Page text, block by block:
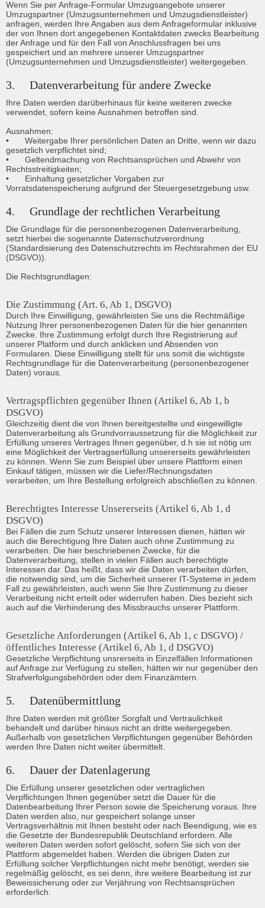
Wenn Sie per Anfrage-Formular Umzugsangebote unserer
Umzugspartner (Umzugsunternehmen und Umzugsdienstleister)
anfragen, werden Ihre Angaben aus dem Anfrageformular inklusive
der von Ihnen dort angegebenen Kontaktdaten zwecks Bearbeitung
der Anfrage und für den Fall von Anschlussfragen bei uns
gespeichert und an mehrere unserer Umzugspartner
(Umzugsunternehmen und Umzugsdienstleister) weitergegeben.
3.	Datenverarbeitung für andere Zwecke
Ihre Daten werden darüberhinaus für keine weiteren zwecke
verwendet, sofern keine Ausnahmen betroffen sind.
Ausnahmen:
•	Weitergabe Ihrer persönlichen Daten an Dritte, wenn wir dazu
gesetzlich verpflichtet sind;
•	Geltendmachung von Rechtsansprüchen und Abwehr von
Rechtsstreitigkeiten;
•	Einhaltung gesetzlicher Vorgaben zur
Vorratsdatenspeicherung aufgrund der Steuergesetzgebung usw.
4.	Grundlage der rechtlichen Verarbeitung
Die Grundlage für die personenbezogenen Datenverarbeitung,
setzt hierbei die sogenannte Datenschutzverordnung
(Standardisierung des Datenschutzrechts im Rechtsrahmen der EU
(DSGVO)).
Die Rechtsgrundlagen:
Die Zustimmung (Art. 6, Ab 1, DSGVO)
Durch Ihre Einwilligung, gewährleisten Sie uns die Rechtmäßige
Nutzung Ihrer personenbezogenen Daten für die hier genannten
Zwecke. Ihre Zustimmung erfolgt durch Ihre Registrierung auf
unserer Platform und durch anklicken und Absenden von
Formularen. Diese Einwilligung stellt für uns somit die wichtigste
Rechtsgrundlage für die Datenverarbeitung (personenbezogener
Daten) voraus.
Vertragspflichten gegenüber Ihnen (Artikel 6, Ab 1, b
DSGVO)
Gleichzeitig dient die von Ihnen bereitgestellte und eingewilligte
Datenverarbeitung als Grundvorraussetzung für die Möglichkeit zur
Erfüllung unseres Vertrages Ihnen gegenüber, d.h sie ist nötig um
eine Möglichkeit der Vertragserfüllung unsererseits gewährleisten
zu können. Wenn Sie zum Beispiel über unsere Plattform einen
Einkauf tätigen, müssen wir die Liefer/Rechnungsdaten
verarbeiten, um Ihre Bestellung erfolgreich abschließen zu können.
Berechtigtes Interesse Unsererseits (Artikel 6, Ab 1, d
DSGVO)
Bei Fällen die zum Schutz unserer Interessen dienen, hätten wir
auch die Berechtigung Ihre Daten auch ohne Zustimmung zu
verarbeiten. Die hier beschriebenen Zwecke, für die
Datenverarbeitung, stellen in vielen Fällen auch berechtigte
Interessen dar. Das heißt, dass wir die Daten verarbeiten dürfen,
die notwendig sind, um die Sicherheit unserer IT-Systeme in jedem
Fall zu gewährleisten, auch wenn Sie Ihre Zustimmung zu dieser
Verarbeitung nicht erteilt oder widerrufen haben. Dies bezieht sich
auch auf die Verhinderung des Missbrauchs unserer Plattform.
Gesetzliche Anforderungen (Artikel 6, Ab 1, c DSGVO) /
öffentliches Interesse (Artikel 6, Ab 1, d DSGVO)
Gesetzliche Verpflichtung unsrerseits in Einzelfällen Informationen
auf Anfrage zur Verfügung zu stellen, hätten wir nur gegenüber den
Strafverfolgungsbehörden oder dem Finanzämtern.
5.	Datenübermittlung
Ihre Daten werden mit größter Sorgfalt und Vertraulichkeit
behandelt und darüber hinaus nicht an dritte weitergegeben.
Außerhalb von gesetzlichen Verpflichtungen gegenüber Behörden
werden Ihre Daten nicht weiter übermittelt.
6.	Dauer der Datenlagerung
Die Erfüllung unserer gesetzlichen oder vertraglichen
Verpflichtungen Ihnen gegenüber setzt die Dauer für die
Datenbearbeitung Ihrer Person sowie die Speicherung voraus. Ihre
Daten werden also, nur gespeichert solange unser
Vertragsverhältnis mit Ihnen besteht oder nach Beendigung, wie es
die Gesetzte der Bundesrepublik Deutschland erfordern. Alle
weiteren Daten werden sofort gelöscht, sofern Sie sich von der
Plattform abgemeldet haben. Werden die übrigen Daten zur
Erfüllung solcher Verpflichtungen nicht mehr benötigt, werden sie
regelmäßig gelöscht, es sei denn, ihre weitere Bearbeitung ist zur
Beweissicherung oder zur Verjährung von Rechtsansprüchen
erforderlich.